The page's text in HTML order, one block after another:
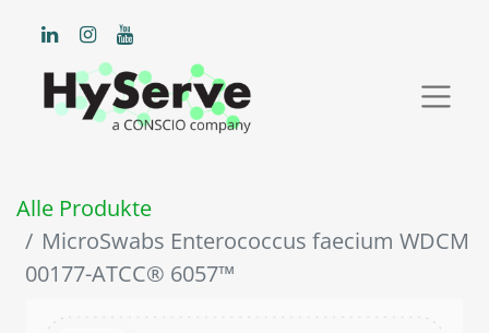
Alle Produkte
MicroSwabs Enterococcus faecium WDCM
00177-ATCC® 6057™